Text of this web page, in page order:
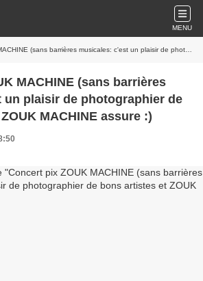
MENU
musicales: c'est un plaisir de photographier de bons artistes et ZOUK MACHINE assure :)
MACHINE (sans barrières
un plaisir de photographier de
MACHINE assure :)